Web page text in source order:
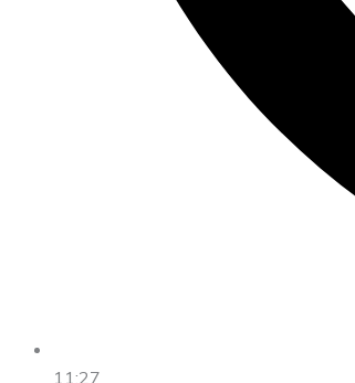
11:27